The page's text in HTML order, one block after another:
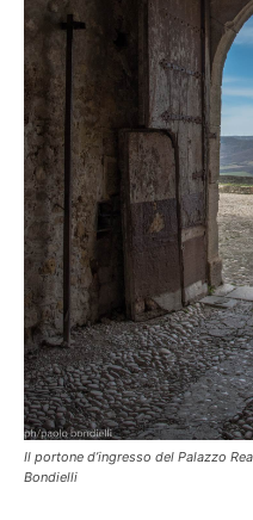
Il portone d’ingresso del Palazzo
Bondielli